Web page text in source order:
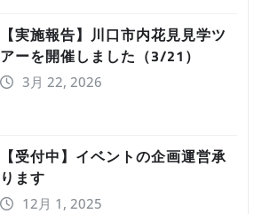
【実施報告】川口市内花見見学ツ
アーを開催しました（3/21）
3月 22, 2026
【受付中】イベントの企画運営承
ります
12月 1, 2025